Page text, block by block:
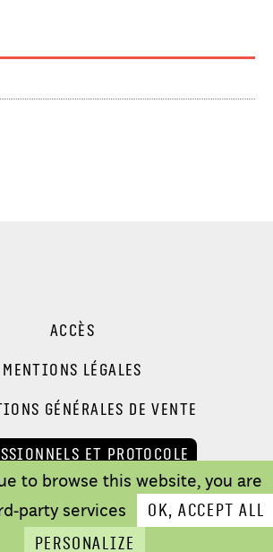
ACCÈS
MENTIONS LÉGALES
GÉNÉRALES DE VENTE
ET PROTOCOLE
to browse this website, you are
party services
OK, accept all
Personalize